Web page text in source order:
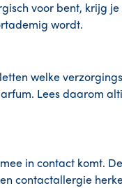
voor bent, krijg je
wordt.
welke
Lees daarom
in contact komt.
contactallergie